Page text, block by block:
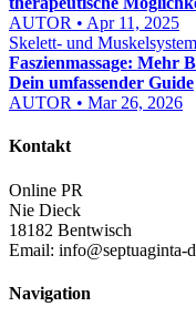
AUTOR • Apr 11, 2025
Skelett- und Muskelsystem
Faszienmassage: Mehr
Dein umfassender Guide
AUTOR • Mar 26, 2026
Kontakt
Online PR
Nie Dieck
18182 Bentwisch
Email: info@septuaginta-
Navigation